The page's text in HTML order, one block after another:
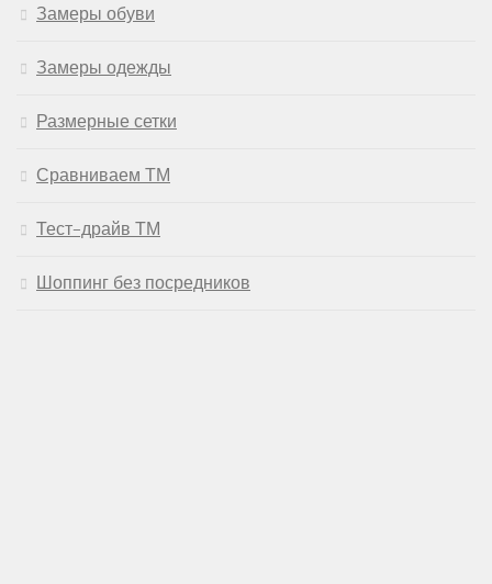
Замеры обуви
Замеры одежды
Размерные сетки
Сравниваем ТМ
Тест-драйв ТМ
Шоппинг без посредников